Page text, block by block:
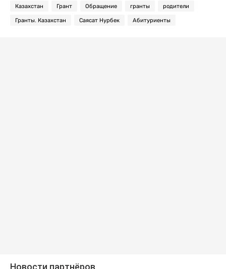
Казахстан Грант Обращение гранты родители
Гранты. Казахстан Саясат Нурбек Абитуриенты